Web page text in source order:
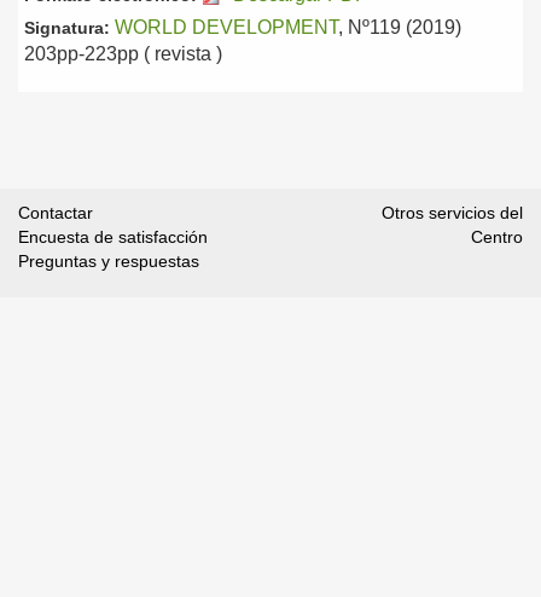
Signatura: WORLD DEVELOPMENT, Nº119 (2019)
203pp-223pp ( revista )
Contactar
Encuesta de satisfacción
Preguntas y respuestas
Otros servicios del
Centro